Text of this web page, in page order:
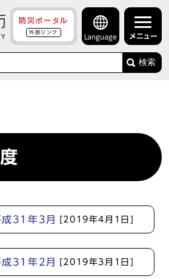
防災ポータル
外部リンク
Language メニュー
検索
成31年3月 [2019年4月1日]
成31年2月 [2019年3月1日]